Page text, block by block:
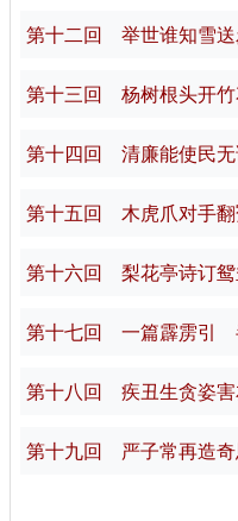
第十二回 举世谁知雪
第十三回 杨树根头开
第十四回 清廉能使民
第十五回 木虎爪对手
第十六回 梨花亭诗订
第十七回 一篇霹雳引
第十八回 疾丑生贪姿
第十九回 严子常再造